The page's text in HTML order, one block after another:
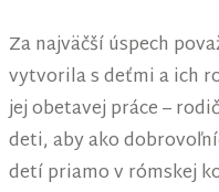
Za najväčší úspech
vytvorila s deťmi a ich
jej obetavej práce –
deti, aby ako
detí priamo v rómskej